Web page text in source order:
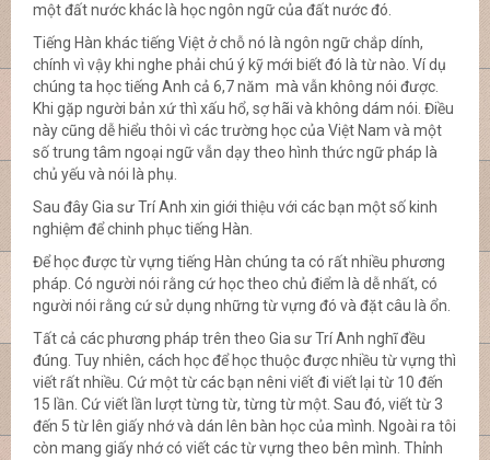
một đất nước khác là học ngôn ngữ của đất nước đó.
Tiếng Hàn khác tiếng Việt ở chỗ nó là ngôn ngữ chắp dính,
chính vì vậy khi nghe phải chú ý kỹ mới biết đó là từ nào. Ví dụ
chúng ta học tiếng Anh cả 6,7 năm mà vẫn không nói được.
Khi gặp người bản xứ thì xấu hổ, sợ hãi và không dám nói. Điều
này cũng dễ hiểu thôi vì các trường học của Việt Nam và một
số trung tâm ngoại ngữ vẫn dạy theo hình thức ngữ pháp là
chủ yếu và nói là phụ.
Sau đây Gia sư Trí Anh xin giới thiệu với các bạn một số kinh
nghiệm để chinh phục tiếng Hàn.
Để học được từ vựng tiếng Hàn chúng ta có rất nhiều phương
pháp. Có người nói rằng cứ học theo chủ điểm là dễ nhất, có
người nói rằng cứ sử dụng những từ vựng đó và đặt câu là ổn.
Tất cả các phương pháp trên theo Gia sư Trí Anh nghĩ đều
đúng. Tuy nhiên, cách học để học thuộc được nhiều từ vựng thì
viết rất nhiều. Cứ một từ các bạn nêni viết đi viết lại từ 10 đến
15 lần. Cứ viết lần lượt từng từ, từng từ một. Sau đó, viết từ 3
đến 5 từ lên giấy nhớ và dán lên bàn học của mình. Ngoài ra tôi
còn mang giấy nhớ có viết các từ vựng theo bên mình. Thỉnh